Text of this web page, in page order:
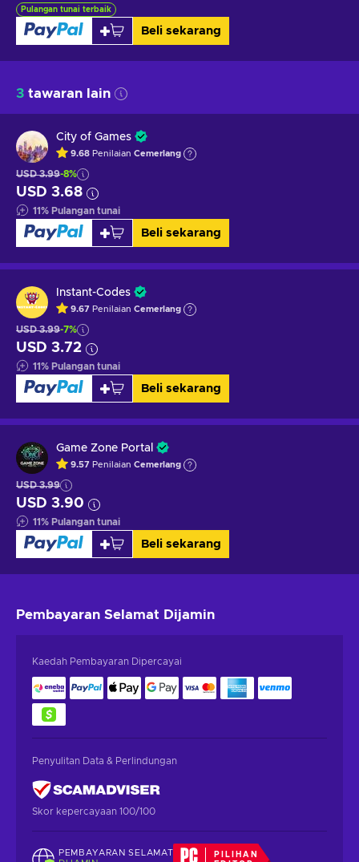
Pulangan tunai terbaik
Beli sekarang
3 tawaran lain
City of Games
9.68 Penilaian Cemerlang
USD 3.99-8%
USD 3.68
11% Pulangan tunai
Beli sekarang
Instant-Codes
9.67 Penilaian Cemerlang
USD 3.99-7%
USD 3.72
11% Pulangan tunai
Beli sekarang
Game Zone Portal
9.57 Penilaian Cemerlang
USD 3.99
USD 3.90
11% Pulangan tunai
Beli sekarang
Pembayaran Selamat Dijamin
Kaedah Pembayaran Dipercayai
Penyulitan Data & Perlindungan
Skor kepercayaan 100/100
PEMBAYARAN SELAMAT
PILIHAN